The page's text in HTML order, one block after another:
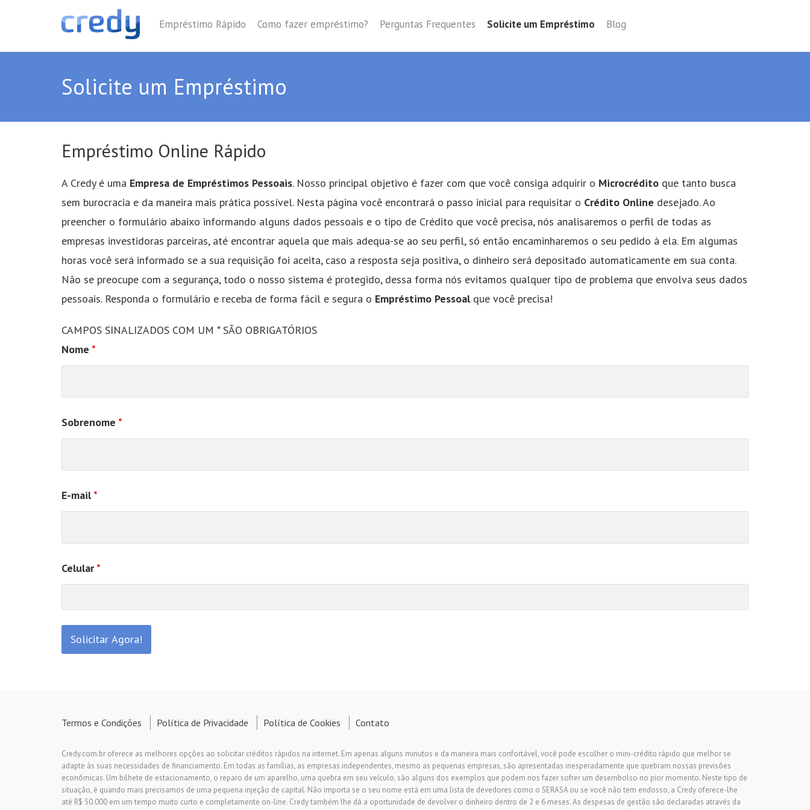
Empréstimo Rápido Como fazer empréstimo? Perguntas Frequentes Solicite um Empréstimo Blog
Solicite um Empréstimo
Empréstimo Online Rápido
A Credy é uma Empresa de Empréstimos Pessoais. Nosso principal objetivo é fazer com que você consiga adquirir o Microcrédito que tanto busca
sem burocracia e da maneira mais prática possível. Nesta página você encontrará o passo inicial para requisitar o Crédito Online desejado. Ao
preencher o formulário abaixo informando alguns dados pessoais e o tipo de Crédito que você precisa, nós analisaremos o perfil de todas as
empresas investidoras parceiras, até encontrar aquela que mais adequa-se ao seu perfil, só então encaminharemos o seu pedido à ela. Em algumas
horas você será informado se a sua requisição foi aceita, caso a resposta seja positiva, o dinheiro será depositado automaticamente em sua conta.
Não se preocupe com a segurança, todo o nosso sistema é protegido, dessa forma nós evitamos qualquer tipo de problema que envolva seus dados
pessoais. Responda o formulário e receba de forma fácil e segura o Empréstimo Pessoalque você precisa!
CAMPOS SINALIZADOS COM UM * SÃO OBRIGATÓRIOS
Nome *
Sobrenome *
E-mail*
Celular*
Termos e Condições Política de Privacidade Política de Cookies Contato
Credy.com.br oferece as melhores opções ao solicitar créditos rápidos na internet. Em apenas alguns minutos e da maneira mais confortável, você pode escolher o mini-crédito rápido que melhor se
adapte às suas necessidades de financiamento. Em todas as famílias, as empresas independentes, mesmo as pequenas empresas, são apresentadas inesperadamente que quebram nossas previsões
econômicas. Um bilhete de estacionamento, o reparo de um aparelho, uma quebra em seu veículo, são alguns dos exemplos que podem nos fazer sofrer um desembolso no pior momento. Neste tipo de
situação, é quando mais precisamos de uma pequena injeção de capital. Não importa se o seu nome está em uma lista de devedores como o SERASA ou se você não tem endosso, a Credy oferece-lhe
até R$ 50.000 em um tempo muito curto e completamente on-line. Credy também lhe dá a oportunidade de devolver o dinheiro dentro de 2 e 6 meses. As despesas de gestão são declaradas através da